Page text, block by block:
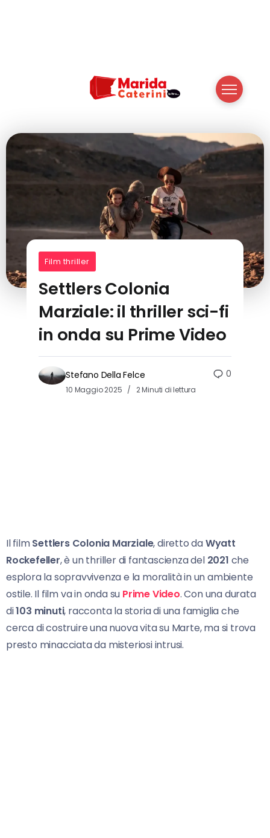
Film thriller
Settlers Colonia
Marziale: il thriller sci-fi
in onda su Prime Video
Stefano Della Felce
10 Maggio 2025 2 Minuti di lettura
0
Il filmSettlers Colonia Marziale, diretto daWyatt
Rockefeller, è un thriller di fantascienza del 2021 che
esplora la sopravvivenza e la moralità in un ambiente
ostile. Il film va in onda su Prime Video. Con una durata
di103 minuti, racconta la storia di una famiglia che
cerca di costruire una nuova vita su Marte, ma si trova
presto minacciata da misteriosi intrusi.